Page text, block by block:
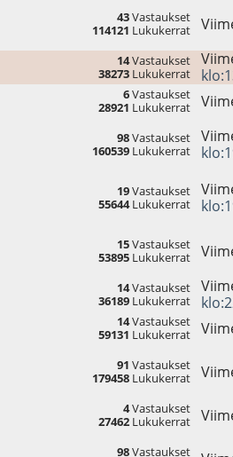
43Vastaukset
114121 Lukukerrat
14Vastaukset
38273Lukukerrat
6Vastaukset
28921 Lukukerrat
98Vastaukset
160539Lukukerrat
19Vastaukset
55644Lukukerrat
15Vastaukset
53895Lukukerrat
14Vastaukset
36189Lukukerrat
14Vastaukset
59131 Lukukerrat
91 Vastaukset
179458Lukukerrat
4Vastaukset
27462Lukukerrat
98Vastaukset